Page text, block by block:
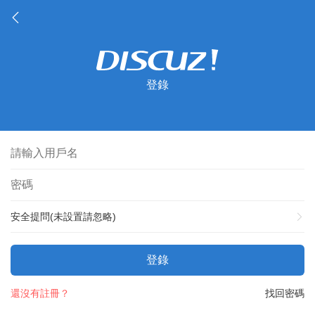
登錄
安全提問(未設置請忽略)
登錄
找回密碼
還沒有註冊？